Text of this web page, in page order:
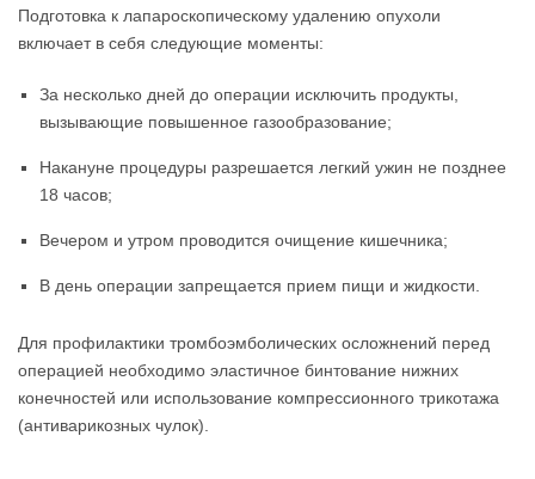
Подготовка к лапароскопическому удалению опухоли
включает в себя следующие моменты:
За несколько дней до операции исключить продукты,
вызывающие повышенное газообразование;
Накануне процедуры разрешается легкий ужин не позднее
18 часов;
Вечером и утром проводится очищение кишечника;
В день операции запрещается прием пищи и жидкости.
Для профилактики тромбоэмболических осложнений перед
операцией необходимо эластичное бинтование нижних
конечностей или использование компрессионного трикотажа
(антиварикозных чулок).